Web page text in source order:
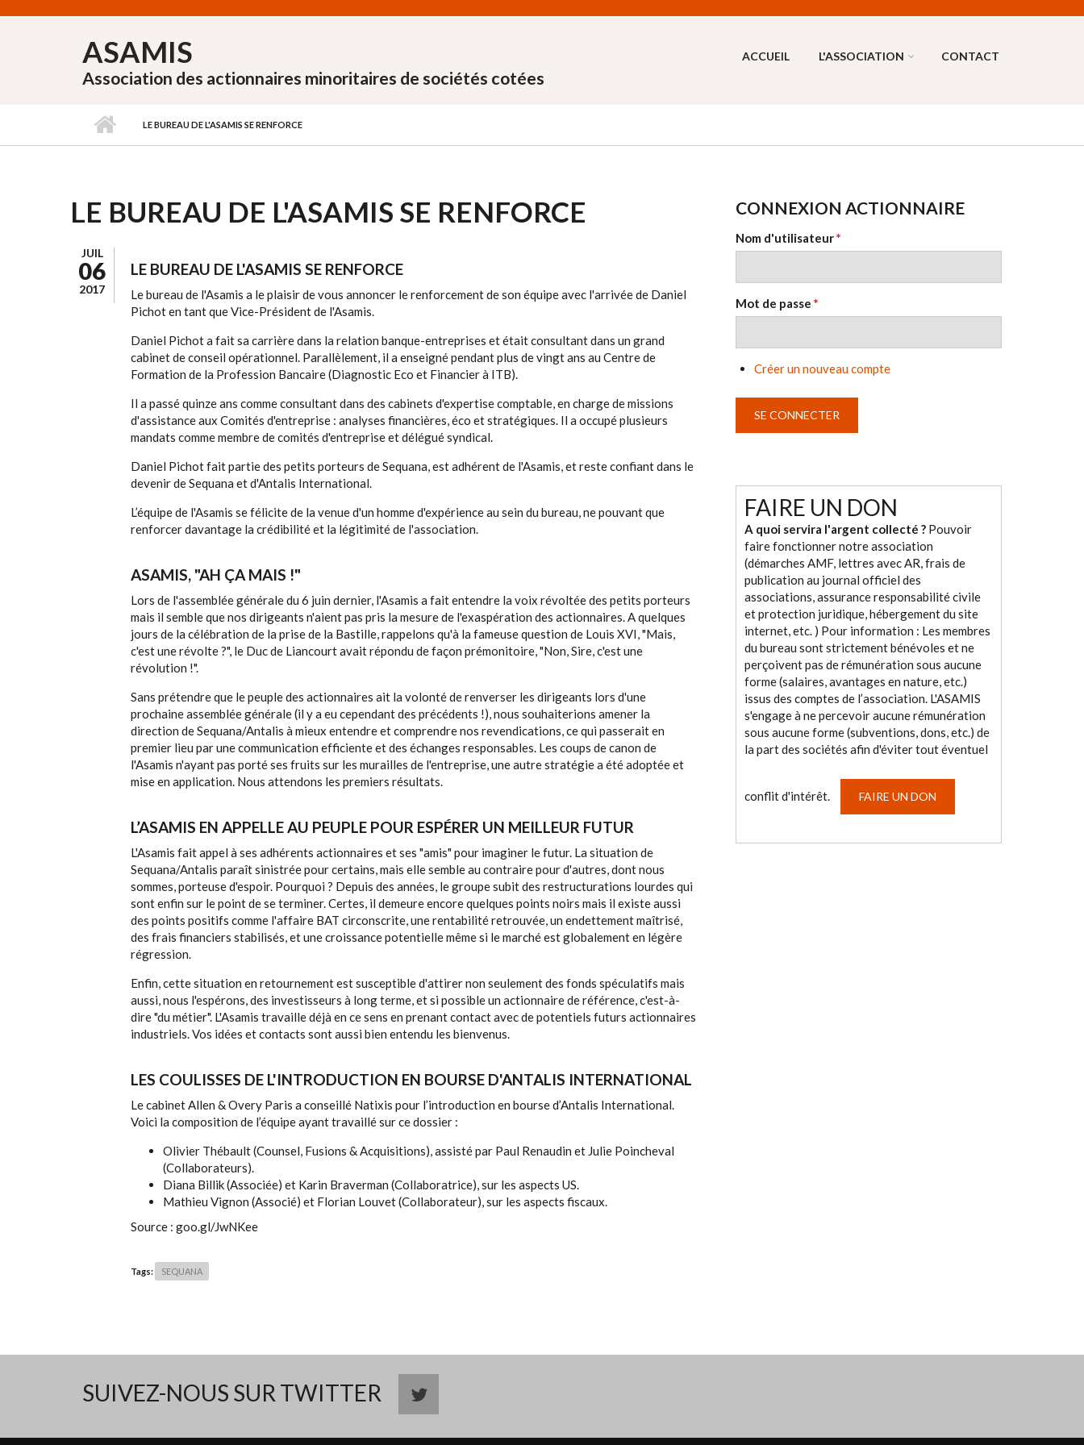
ASAMIS
Association des actionnaires minoritaires de sociétés cotées
ACCUEIL L'ASSOCIATION CONTACT
LE BUREAU DE L'ASAMIS SE RENFORCE
LE BUREAU DE L'ASAMIS SE RENFORCE
JUIL
06
2017
LE BUREAU DE L'ASAMIS SE RENFORCE
Le bureau de l'Asamis a le plaisir de vous annoncer le renforcement de son équipe avec l'arrivée de Daniel
Pichot en tant que Vice-Président de l'Asamis.
Daniel Pichot a fait sa carrière dans la relation banque-entreprises et était consultant dans un grand
cabinet de conseil opérationnel. Parallèlement, il a enseigné pendant plus de vingt ans au Centre de
Formation de la Profession Bancaire (Diagnostic Eco et Financier à ITB).
Il a passé quinze ans comme consultant dans des cabinets d'expertise comptable, en charge de missions
d'assistance aux Comités d'entreprise : analyses financières, éco et stratégiques. Il a occupé plusieurs
mandats comme membre de comités d'entreprise et délégué syndical.
Daniel Pichot fait partie des petits porteurs de Sequana, est adhérent de l'Asamis, et reste confiant dans le
devenir de Sequana et d'Antalis International.
L’équipe de l'Asamis se félicite de la venue d'un homme d'expérience au sein du bureau, ne pouvant que
renforcer davantage la crédibilité et la légitimité de l'association.
ASAMIS, "AH ÇA MAIS !"
Lors de l'assemblée générale du 6 juin dernier, l'Asamis a fait entendre la voix révoltée des petits porteurs
mais il semble que nos dirigeants n'aient pas pris la mesure de l'exaspération des actionnaires. A quelques
jours de la célébration de la prise de la Bastille, rappelons qu'à la fameuse question de Louis XVI, "Mais,
c'est une révolte ?", le Duc de Liancourt avait répondu de façon prémonitoire, "Non, Sire, c'est une
révolution !".
Sans prétendre que le peuple des actionnaires ait la volonté de renverser les dirigeants lors d'une
prochaine assemblée générale (il y a eu cependant des précédents !), nous souhaiterions amener la
direction de Sequana/Antalis à mieux entendre et comprendre nos revendications, ce qui passerait en
premier lieu par une communication efficiente et des échanges responsables. Les coups de canon de
l'Asamis n'ayant pas porté ses fruits sur les murailles de l'entreprise, une autre stratégie a été adoptée et
mise en application. Nous attendons les premiers résultats.
L’ASAMIS EN APPELLE AU PEUPLE POUR ESPÉRER UN MEILLEUR FUTUR
L'Asamis fait appel à ses adhérents actionnaires et ses "amis" pour imaginer le futur. La situation de
Sequana/Antalis paraît sinistrée pour certains, mais elle semble au contraire pour d'autres, dont nous
sommes, porteuse d'espoir. Pourquoi ? Depuis des années, le groupe subit des restructurations lourdes qui
sont enfin sur le point de se terminer. Certes, il demeure encore quelques points noirs mais il existe aussi
des points positifs comme l'affaire BAT circonscrite, une rentabilité retrouvée, un endettement maîtrisé,
des frais financiers stabilisés, et une croissance potentielle même si le marché est globalement en légère
régression.
Enfin, cette situation en retournement est susceptible d'attirer non seulement des fonds spéculatifs mais
aussi, nous l'espérons, des investisseurs à long terme, et si possible un actionnaire de référence, c'est-à-
dire "du métier". L'Asamis travaille déjà en ce sens en prenant contact avec de potentiels futurs actionnaires
industriels. Vos idées et contacts sont aussi bien entendu les bienvenus.
LES COULISSES DE L'INTRODUCTION EN BOURSE D'ANTALIS INTERNATIONAL
Le cabinet Allen & Overy Paris a conseillé Natixis pour l’introduction en bourse d’Antalis International.
Voici la composition de l’équipe ayant travaillé sur ce dossier :
Olivier Thébault (Counsel, Fusions & Acquisitions), assisté par Paul Renaudin et Julie Poincheval
(Collaborateurs).
Diana Billik (Associée) et Karin Braverman (Collaboratrice), sur les aspects US.
Mathieu Vignon (Associé) et Florian Louvet (Collaborateur), sur les aspects fiscaux.
Source : goo.gl/JwNKee
Tags: SEQUANA
CONNEXION ACTIONNAIRE
Nom d'utilisateur*
Mot de passe *
Créer un nouveau compte
FAIRE UN DON
A quoi servira l'argent collecté ? Pouvoir
faire fonctionner notre association
(démarches AMF, lettres avec AR, frais de
publication au journal officiel des
associations, assurance responsabilité civile
et protection juridique, hébergement du site
internet, etc. ) Pour information : Les membres
du bureau sont strictement bénévoles et ne
perçoivent pas de rémunération sous aucune
forme (salaires, avantages en nature, etc.)
issus des comptes de l’association. L'ASAMIS
s'engage à ne percevoir aucune rémunération
sous aucune forme (subventions, dons, etc.) de
la part des sociétés afin d'éviter tout éventuel
conflit d'intérêt. FAIRE UN DON
SUIVEZ-NOUS SUR TWITTER